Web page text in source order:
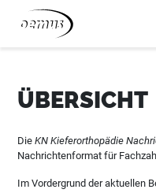
Zum Inhalt springen
ÜBERSICHT
DieKN Kieferorthopädie
Nachrichtenformat für
Im Vordergrund der aktuellen